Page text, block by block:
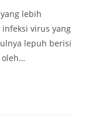
lebih
virus yang
lepuh berisi
oleh…